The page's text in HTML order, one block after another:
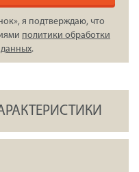
я подтверждаю, что
политики обработки
.